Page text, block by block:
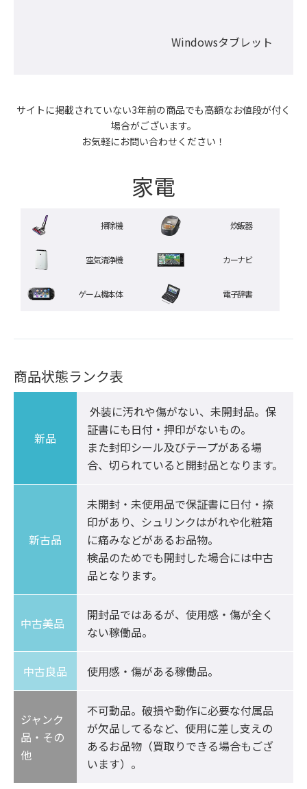
Windowsタブレット
サイトに掲載されていない3年前の商品でも高額なお値段が付く
場合がございます。
お気軽にお問い合わせください！
家電
掃除機 炊飯器
空気清浄機 カーナビ
ゲーム機本体 電子辞書
商品状態ランク表
新品
証書にも日付・押印がないもの。
また封印シール及びテープがある場
合、切られていると開封品となります。
新古品
未開封・未使用品で保証書に日付・捺
印があり、シュリンクはがれや化粧箱
に痛みなどがあるお品物。
検品のためでも開封した場合には中古
品となります。
開封品ではあるが、使用感・傷が全く
ない稼働品。
中古良品 使用感・傷がある稼働品。
ジャンク
品・その
他
不可動品。破損や動作に必要な付属品
が欠品してるなど、使用に差し支えの
あるお品物（買取りできる場合もござ
います）。